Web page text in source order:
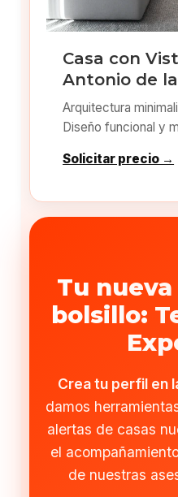
Casa con
Antonio de
Arquitectura
Diseño funcional y
Solicitar precio →
Tu
bolsillo:
Crea tu perfil en
damos
alertas de casas
el
de nuestras